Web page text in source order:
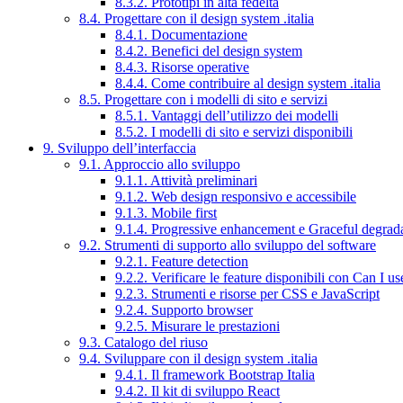
8.4. Progettare con il design system .italia
8.4.1. Documentazione
8.4.2. Benefici del design system
8.4.3. Risorse operative
8.4.4. Come contribuire al design system .italia
8.5. Progettare con i modelli di sito e servizi
8.5.1. Vantaggi dell’utilizzo dei modelli
8.5.2. I modelli di sito e servizi disponibili
9. Sviluppo dell’interfaccia
9.1. Approccio allo sviluppo
9.1.1. Attività preliminari
9.1.2. Web design responsivo e accessibile
9.1.3. Mobile first
9.1.4. Progressive enhancement e Graceful
9.2. Strumenti di supporto allo sviluppo del software
9.2.1. Feature detection
9.2.2. Verificare le feature disponibili con Can I
9.2.3. Strumenti e risorse per CSS e JavaScript
9.2.4. Supporto browser
9.2.5. Misurare le prestazioni
9.3. Catalogo del riuso
9.4. Sviluppare con il design system .italia
9.4.1. Il framework Bootstrap Italia
9.4.2. Il kit di sviluppo React